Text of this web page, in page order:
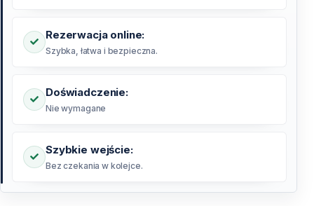
Rezerwacja online:
Szybka, łatwa i bezpieczna.
Doświadczenie:
Nie wymagane
Szybkie wejście:
Bez czekania w kolejce.